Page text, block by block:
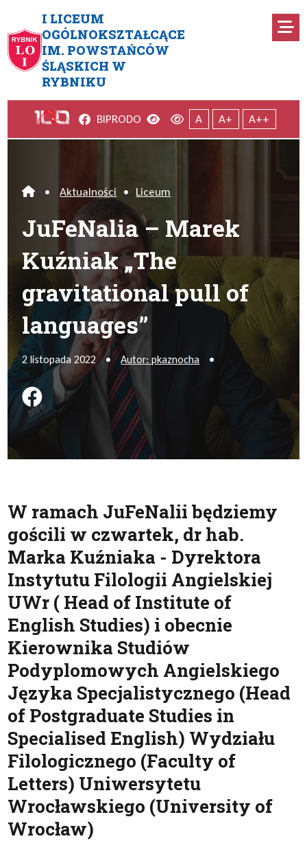
I LICEUM
OGÓLNOKSZTAŁCĄCE
IM. POWSTAŃCÓW
ŚLĄSKICH W
RYBNIKU
JuFeNalia – Marek Kuźniak
Facebook
BIPRODO Wersja kontrastowa
Wersja domyślna
A A+ A++
Home
• Aktualności • Liceum
JuFeNalia – Marek
Kuźniak „The
gravitational pull of
languages”
2 listopada 2022 • Autor: pkaznocha •
Podziel się na FB
W ramach JuFeNalii będziemy
gościli w czwartek, dr hab.
Marka Kuźniaka - Dyrektora
Instytutu Filologii Angielskiej
UWr ( Head of Institute of
English Studies) i obecnie
Kierownika Studiów
Podyplomowych Angielskiego
Języka Specjalistycznego (Head
of Postgraduate Studies in
Specialised English) Wydziału
Filologicznego (Faculty of
Letters) Uniwersytetu
Wrocławskiego (University of
Wrocław)